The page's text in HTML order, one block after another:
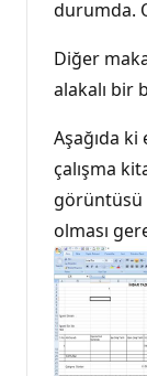
durumda.
Diğer
alakalı bir
Aşağıda
çalışma
görüntüsü
olması